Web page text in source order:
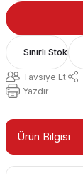
Sınırlı Stok
Tavsiye Et
Yazdır
Ürün Bilgisi